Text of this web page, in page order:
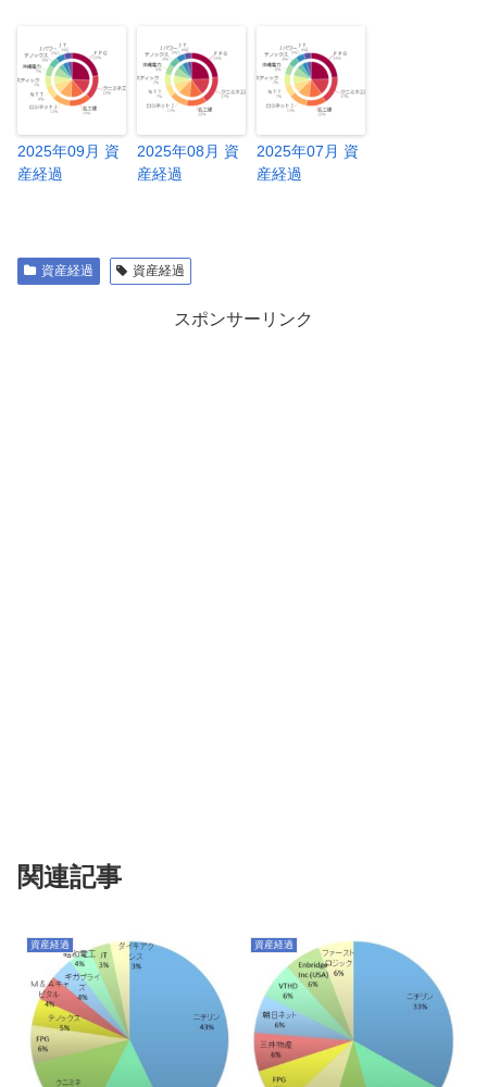
2025年09月 資
産経過
2025年08月 資
産経過
2025年07月 資
産経過
資産経過 資産経過
スポンサーリンク
関連記事
資産経過 資産経過